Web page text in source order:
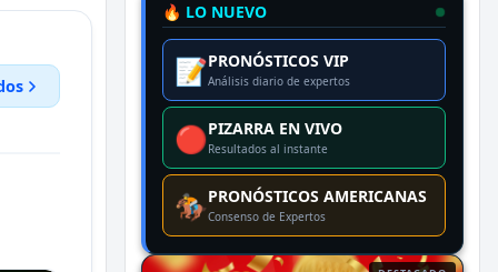
🔥 LO NUEVO
📝PRONÓSTICOS VIP
Análisis diario de expertos
🔴PIZARRA EN VIVO
Resultados al instante
🏇PRONÓSTICOS AMERICANAS
Consenso de Expertos